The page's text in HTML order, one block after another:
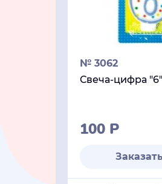
№ 3062
Свеча-цифра
100 Р